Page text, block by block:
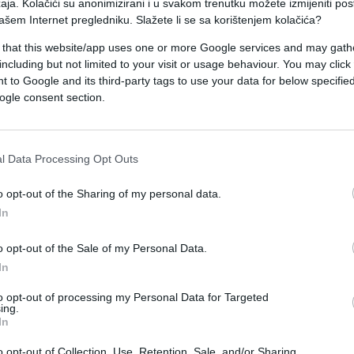
Kolačići su anonimizirani i u svakom trenutku možete izmijeniti
Internet pregledniku. Slažete li se sa korištenjem kolačića?
that this website/app uses one or more Google services and may
but not limited to your visit or usage behaviour. You may
to Google and its third-party tags to use your data for below
consent section.
Data Processing Opt Outs
opt-out of the Sharing of my personal data.
opt-out of the Sale of my Personal Data.
opt-out of processing my Personal Data for Targeted
na terenu, prema njegovom stavu, ne dešava
je, kako tvrdi, potpuno razrađen i zakonit, te bi
je da se iskreno nada da do toga neće doći,
Srpska, prema njegovim riječima, ne može
upozoravajući da bi svaki pokušaj
je ocijenio da Dodik, kada nema argumenata,
tumačenjem historije, te da se priča o
ili da učini ono čime prijeti godinama, ili da
političke karijere, umjesto stalnog